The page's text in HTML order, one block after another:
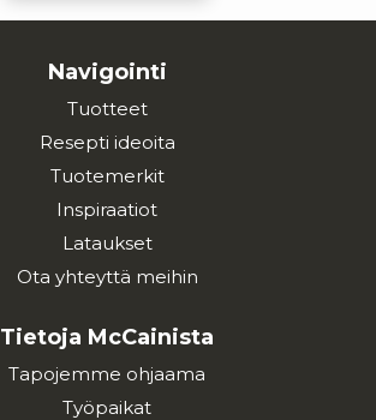
Navigointi
Tuotteet
Resepti ideoita
Tuotemerkit
Inspiraatiot
Lataukset
Ota yhteyttä meihin
Tietoja McCainista
Tapojemme ohjaama
Työpaikat